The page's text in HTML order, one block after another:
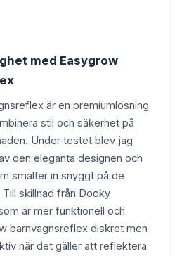
med Easygrow
är en premiumlösning
stil och säkerhet på
Under testet blev jag
den eleganta designen och
smälter in snyggt på de
skillnad från Dooky
är mer funktionell och
barnvagnsreflex diskret men
när det gäller att reflektera